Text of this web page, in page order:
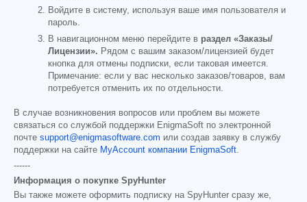
Войдите в систему, используя ваше имя пользователя и
пароль.
В навигационном меню перейдите в раздел «Заказы/
Лицензии». Рядом с вашим заказом/лицензией будет
кнопка для отмены подписки, если таковая имеется.
Примечание: если у вас несколько заказов/товаров, вам
потребуется отменить их по отдельности.
В случае возникновения вопросов или проблем вы можете
связаться со службой поддержки EnigmaSoft по электронной
почте support@enigmasoftware.com или создав заявку в службу
поддержки на сайте MyAccount компании EnigmaSoft.
------
Информация о покупке SpyHunter
Вы также можете оформить подписку на SpyHunter сразу же,